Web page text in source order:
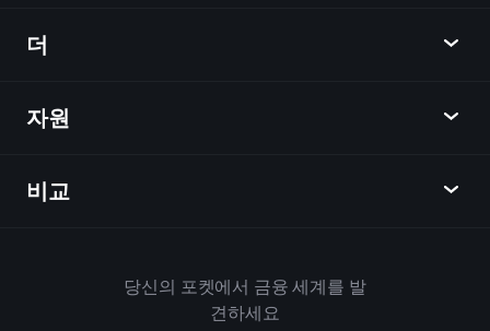
뉴스
학습 허브
메신저
개요
외환
지수
더
제휴사가 되다
회사
Playtrade 소개
자원
도움말 센터
비교
당신의 포켓에서 금융 세계를 발
견하세요